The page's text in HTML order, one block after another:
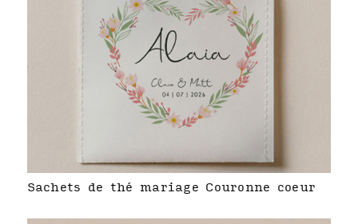
Sachets de thé mariage Couronne coeur